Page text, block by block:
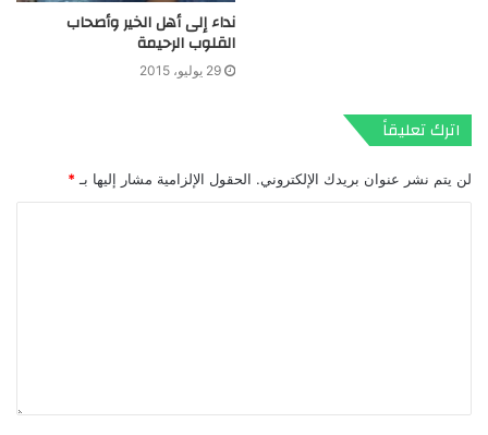
نداء إلى أهل الخير وأصحاب
القلوب الرحيمة
29 يوليو، 2015
اترك تعليقاً
لن يتم نشر عنوان بريدك الإلكتروني. الحقول الإلزامية مشار إليها بـ *